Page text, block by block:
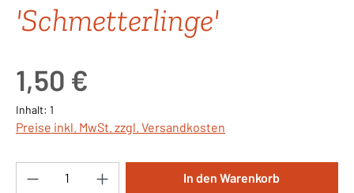
'Schmetterlinge'
1,50 €
Inhalt: 1
Preise inkl. MwSt. zzgl. Versandkosten
Produkt Anzahl: Gib den gewünschten
In den Warenkorb